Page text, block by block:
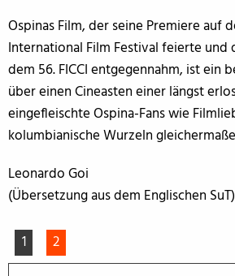
Ospinas Film, der seine Premiere auf
International Film Festival feierte und
dem 56. FICCI entgegennahm, ist ein
über einen Cineasten einer längst
eingefleischte Ospina-Fans wie
kolumbianische Wurzeln
Leonardo Goi
(Übersetzung aus dem Englischen SuT)
1 2